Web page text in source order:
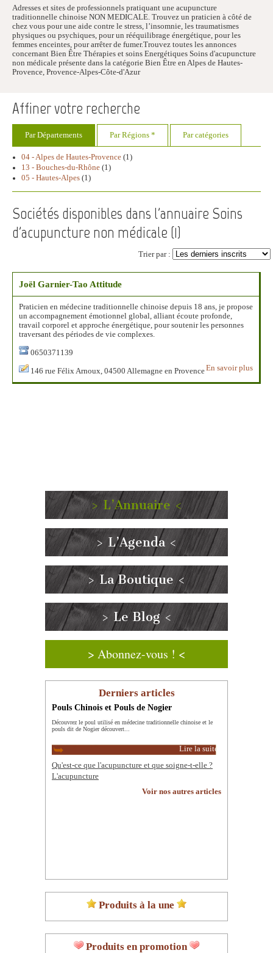
Adresses et sites de professionnels pratiquant une acupuncture
traditionnelle chinoise NON MEDICALE. Trouvez un praticien à côté de
chez vous pour une aide contre le stress, l’insomnie, les traumatismes
physiques ou psychiques, pour un rééquilibrage énergétique, pour les
femmes enceintes, pour arrêter de fumer.Trouvez toutes les annonces
concernant Bien Être Thérapies et soins Energétiques Soins d'acupuncture
non médicale présente dans la catégorie Bien Être en Alpes de Hautes-
Provence, Provence-Alpes-Côte-d'Azur
Affiner votre recherche
Par Départements Par Régions * Par catégories
04 - Alpes de Hautes-Provence (1)
13 - Bouches-du-Rhône (1)
05 - Hautes-Alpes (1)
Sociétés disponibles dans l'annuaire Soins
d'acupuncture non médicale (1)
Trier par :
Joël Garnier-Tao Attitude
Praticien en médecine traditionnelle chinoise depuis 18 ans, je propose
un accompagnement émotionnel global, alliant écoute profonde,
travail corporel et approche énergétique, pour soutenir les personnes
traversant des périodes de vie complexes.
0650371139
En savoir plus
146 rue Félix Arnoux, 04500 Allemagne en Provence
> L’Annuaire <
> L’Agenda <
> La Boutique <
> Le Blog <
> Abonnez-vous ! <
Derniers articles
Pouls Chinois et Pouls de Nogier
Découvrez le poul utilisé en médecine traditionnelle chinoise et le
pouls dit de Nogier découvert...
Lire la suite
Qu'est-ce que l'acupuncture et que soigne-t-elle ?
L'acupuncture
Voir nos autres articles
Produits à la une
Produits en promotion